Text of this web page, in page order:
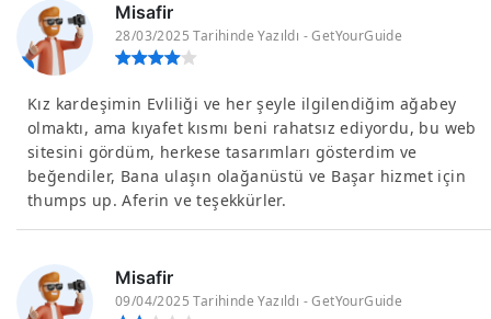
Misafir
28/03/2025 Tarihinde Yazıldı - GetYourGuide
Kız kardeşimin Evliliği ve her şeyle ilgilendiğim ağabey
olmaktı, ama kıyafet kısmı beni rahatsız ediyordu, bu web
sitesini gördüm, herkese tasarımları gösterdim ve
beğendiler, Bana ulaşın olağanüstü ve Başar hizmet için
thumps up. Aferin ve teşekkürler.
Misafir
09/04/2025 Tarihinde Yazıldı - GetYourGuide